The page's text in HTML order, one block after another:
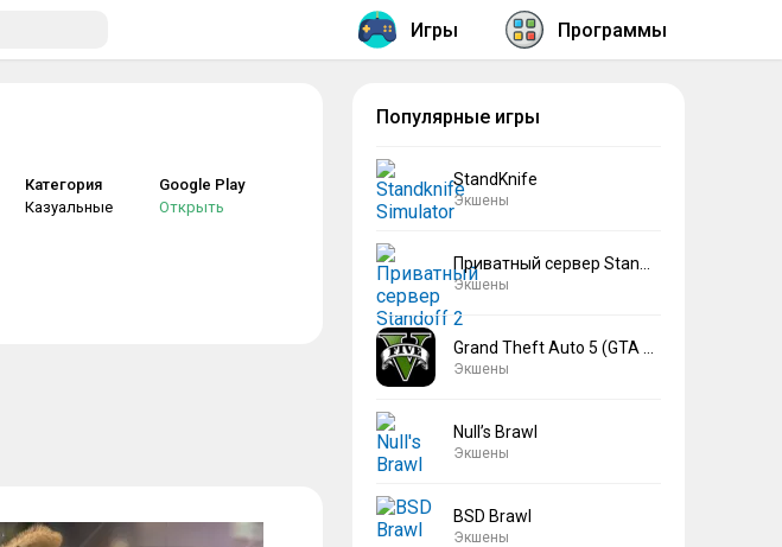
Игры Программы
Категория
Казуальные
Google Play
Открыть
Популярные игры
StandKnife
Экшены
Экшены
Экшены
Null’s Brawl
Экшены
BSD Brawl
Экшены